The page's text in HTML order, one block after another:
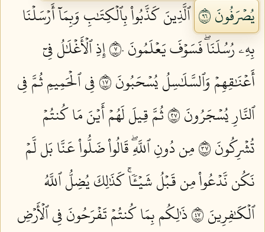
يُصۡرَفُونَ ٦٩
ٱلَّذِينَ كَذَّبُواْ بِٱلۡكِتَٰبِ وَبِمَآ أَرۡسَلۡنَا
بِهِۦ رُسُلَنَاۖ فَسَوۡفَ يَعۡلَمُونَ ٧٠
إِذِ ٱلۡأَغۡلَٰلُ فِيٓ
أَعۡنَٰقِهِمۡ وَٱلسَّلَٰسِلُ يُسۡحَبُونَ ٧١
فِي ٱلۡحَمِيمِ ثُمَّ فِي
ٱلنَّارِ يُسۡجَرُونَ ٧٢
ثُمَّ قِيلَ لَهُمۡ أَيۡنَ مَا كُنتُمۡ
تُشۡرِكُونَ ٧٣
مِن دُونِ ٱللَّهِۖ قَالُواْ ضَلُّواْ عَنَّا بَل لَّمۡ
نَكُن نَّدۡعُواْ مِن قَبۡلُ شَيۡـٔٗاۚ كَذَٰلِكَ يُضِلُّ ٱللَّهُ
ٱلۡكَٰفِرِينَ ٧٤
ذَٰلِكُم بِمَا كُنتُمۡ تَفۡرَحُونَ فِي ٱلۡأَرۡضِ